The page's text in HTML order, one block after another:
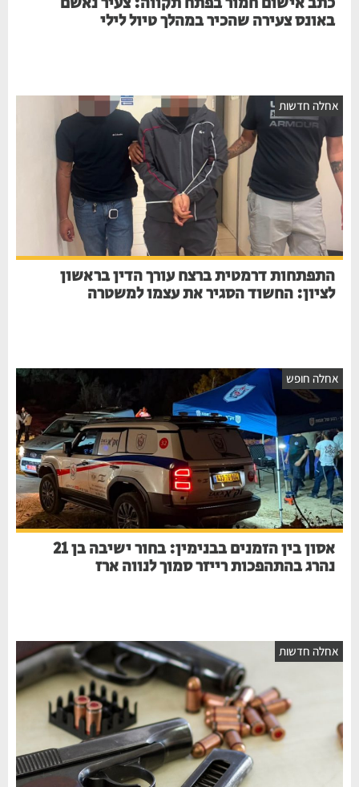
באונס צעירה שהכיר במהלך טיול לילי
אחלה חדשות
התפתחות דרמטית ברצח עורך הדין בראשון
לציון: החשוד הסגיר את עצמו למשטרה
אחלה חופש
אסון בין הזמנים בבנימין: בחור ישיבה בן 21
נהרג בהתהפכות רייזר סמוך לנווה ארז
אחלה חדשות